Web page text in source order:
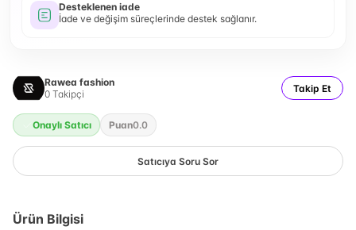
Desteklenen iade
İade ve değişim süreçlerinde destek sağlanır.
Rawea fashion
0 Takipçi Takip Et
Onaylı Satıcı Puan0.0
Satıcıya Soru Sor
Ürün Bilgisi